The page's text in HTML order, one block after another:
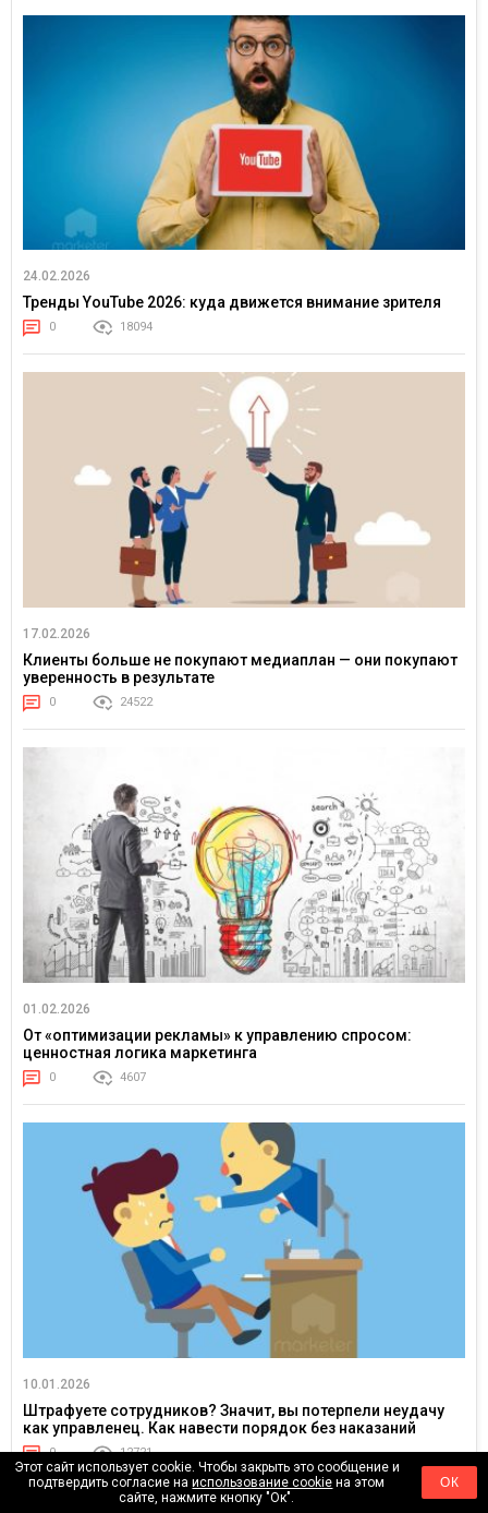
24.02.2026
Тренды YouTube 2026: куда движется внимание зрителя
0 18094
17.02.2026
Клиенты больше не покупают медиаплан — они покупают
уверенность в результате
0 24522
01.02.2026
От «оптимизации рекламы» к управлению спросом:
ценностная логика маркетинга
0 4607
10.01.2026
Штрафуете сотрудников? Значит, вы потерпели неудачу
как управленец. Как навести порядок без наказаний
0 12721
Этот сайт использует cookie. Чтобы закрыть это сообщение и
подтвердить согласие наиспользование cookie на этом
сайте, нажмите кнопку "Ок".
ОК